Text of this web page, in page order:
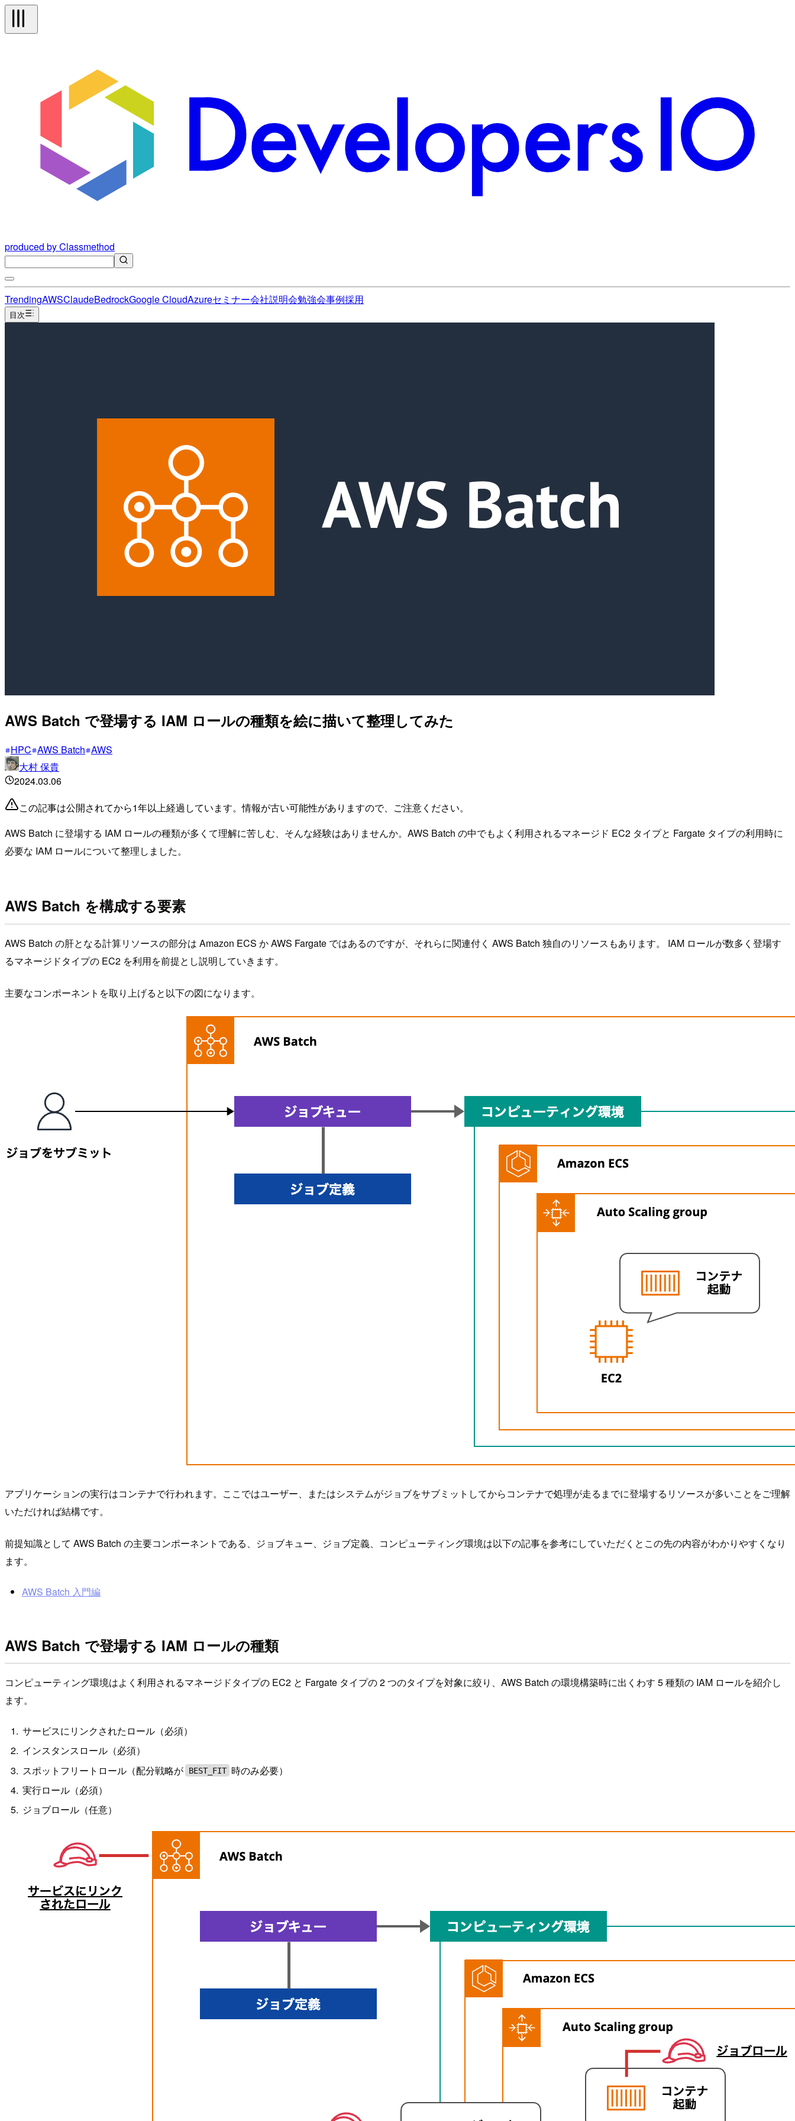
produced by Classmethod
TrendingAWSClaudeBedrockGoogle CloudAzureセミナー会社説明会勉強会事例採用
目次
AWS Batch で登場する IAM ロールの種類を絵に描いて整理してみた
HPC AWS Batch AWS
大村 保貴
2024.03.06
この記事は公開されてから1年以上経過しています。情報が古い可能性がありますので、ご注意ください。
AWS Batch に登場する IAM ロールの種類が多くて理解に苦しむ、そんな経験はありませんか。AWS Batch の中でもよく利用されるマネージド EC2 タイプと Fargate タイプの利用時に
必要な IAM ロールについて整理しました。
AWS Batch を構成する要素
AWS Batch の肝となる計算リソースの部分は Amazon ECS か AWS Fargate ではあるのですが、それらに関連付く AWS Batch 独自のリソースもあります。 IAM ロールが数多く登場す
るマネージドタイプの EC2 を利用を前提とし説明していきます。
主要なコンポーネントを取り上げると以下の図になります。
アプリケーションの実行はコンテナで行われます。ここではユーザー、またはシステムがジョブをサブミットしてからコンテナで処理が走るまでに登場するリソースが多いことをご理解
いただければ結構です。
前提知識として AWS Batch の主要コンポーネントである、ジョブキュー、ジョブ定義、コンピューティング環境は以下の記事を参考にしていただくとこの先の内容がわかりやすくなり
ます。
AWS Batch ⼊⾨編
AWS Batch で登場する IAM ロールの種類
コンピューティング環境はよく利用されるマネージドタイプの EC2 と Fargate タイプの 2 つのタイプを対象に絞り、AWS Batch の環境構築時に出くわす 5 種類の IAM ロールを紹介し
ます。
サービスにリンクされたロール（必須）
インスタンスロール（必須）
スポットフリートロール（配分戦略が
BEST_FIT 時のみ必要）
実行ロール（必須）
ジョブロール（任意）